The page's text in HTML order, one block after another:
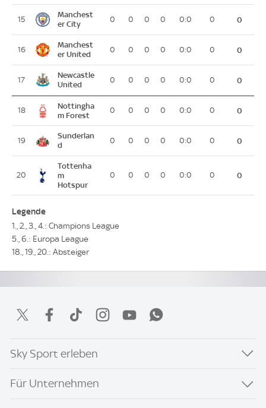
15
Manchest
er City
0 0 0 0 0:0 0 0
16
Manchest
er United
0 0 0 0 0:0 0 0
17
Newcastle
United
0 0 0 0 0:0 0 0
18
Nottingha
m Forest
0 0 0 0 0:0 0 0
19
Sunderlan
d
0 0 0 0 0:0 0 0
20
Tottenha
m
Hotspur
0 0 0 0 0:0 0 0
Legende
1., 2., 3., 4.: Champions League
5., 6.: Europa League
18., 19., 20.: Absteiger
Sky Sport erleben
Für Unternehmen